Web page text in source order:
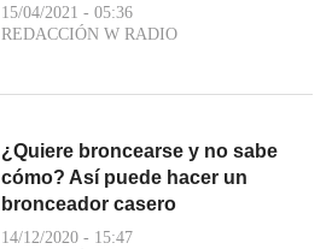
15/04/2021 - 05:36
REDACCIÓN W RADIO
¿Quiere broncearse y no sabe
cómo? Así puede hacer un
bronceador casero
14/12/2020 - 15:47